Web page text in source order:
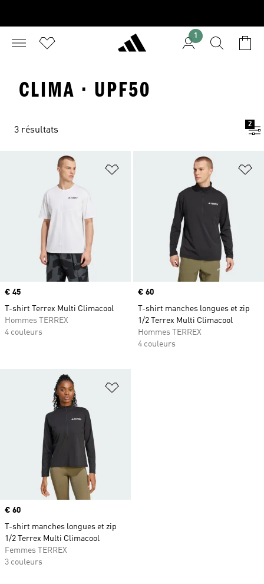
1
CLIMA · UPF50
3 résultats
2
Ajouter à la Liste de produits
Prix
€ 45
T-shirt Terrex Multi Climacool
Hommes TERREX
4 couleurs
Prix
€ 60
T-shirt manches longues et zip
1/2 Terrex Multi Climacool
Hommes TERREX
4 couleurs
Prix
€ 60
T-shirt manches longues et zip
1/2 Terrex Multi Climacool
Femmes TERREX
3 couleurs